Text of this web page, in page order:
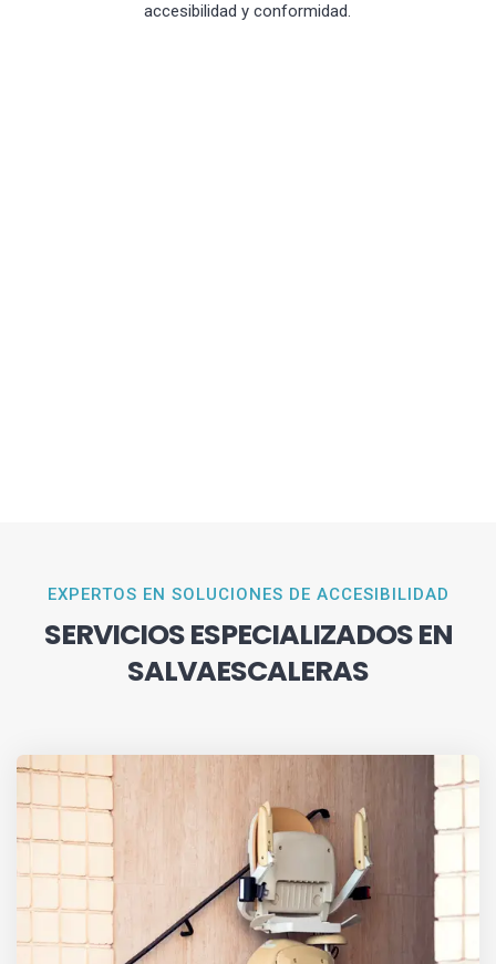
accesibilidad y conformidad.
EXPERTOS EN SOLUCIONES DE ACCESIBILIDAD
SERVICIOS ESPECIALIZADOS EN
SALVAESCALERAS